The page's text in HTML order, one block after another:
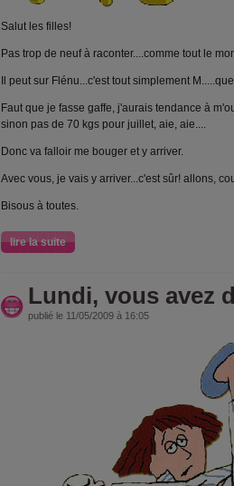
Salut les filles!
Pas trop de neuf à raconter....comme tout le
Il peut sur Flénu...c'est tout simplement
Faut que je fasse gaffe, j'aurais tendance à
sinon pas de 70 kgs pour juillet, aie, aie....
Donc va falloir me bouger et y arriver.
Avec vous, je vais y arriver...c'est sûr! allons,
Bisous à toutes.
lire la suite
Lundi, vous avez
publié le 11/05/2009 à 16:05